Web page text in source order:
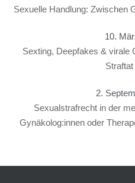
Sexuelle Handlung: Zwischen
10.
Sexting, Deepfakes & virale
2.
Sexualstrafrecht in der
Gynäkolog:innen oder